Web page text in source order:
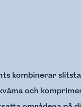
kombinerar
och